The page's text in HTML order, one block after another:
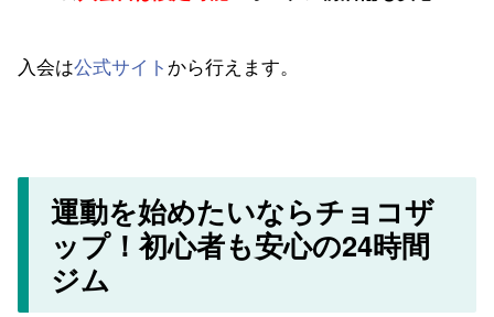
入会は公式サイト から行えます。
運動を始めたいならチョコザ
ップ！初心者も安心の24時間
ジム